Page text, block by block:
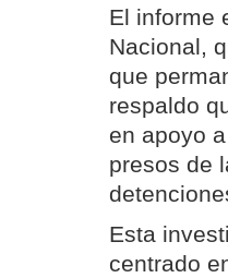
El informe
Nacional,
que
respaldo
en apoyo
presos de
Esta
centrado